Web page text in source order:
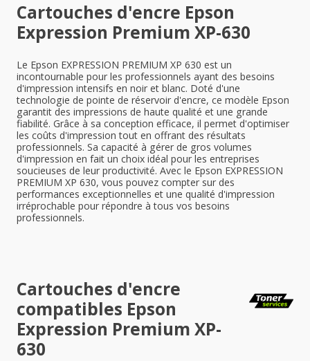
Cartouches d'encre Epson
Expression Premium XP-630
Le Epson EXPRESSION PREMIUM XP 630 est un
incontournable pour les professionnels ayant des besoins
d'impression intensifs en noir et blanc. Doté d'une
technologie de pointe de réservoir d'encre, ce modèle Epson
garantit des impressions de haute qualité et une grande
fiabilité. Grâce à sa conception efficace, il permet d'optimiser
les coûts d'impression tout en offrant des résultats
professionnels. Sa capacité à gérer de gros volumes
d'impression en fait un choix idéal pour les entreprises
soucieuses de leur productivité. Avec le Epson EXPRESSION
PREMIUM XP 630, vous pouvez compter sur des
performances exceptionnelles et une qualité d'impression
irréprochable pour répondre à tous vos besoins
professionnels.
Cartouches d'encre
compatibles Epson
Expression Premium XP-
630